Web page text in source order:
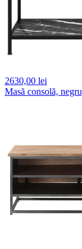
2630,00 lei
Masă consolă,